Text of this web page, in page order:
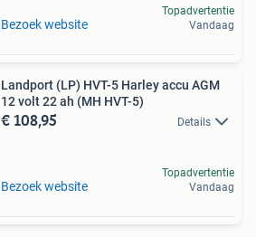
Bezoek website
Topadvertentie
Vandaag
Landport (LP) HVT-5 Harley accu AGM
12 volt 22 ah (MH HVT-5)
€ 108,95 Details
Bezoek website
Topadvertentie
Vandaag